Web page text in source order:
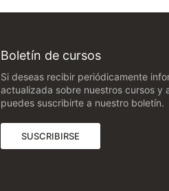
Boletín de cursos
Si deseas recibir periódicamente
actualizada sobre nuestros cursos y
puedes suscribirte a nuestro boletín.
SUSCRIBIRSE